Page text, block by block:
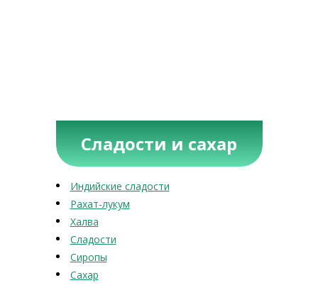
Сладости и сахар
Индийские сладости
Рахат-лукум
Халва
Сладости
Сиропы
Сахар